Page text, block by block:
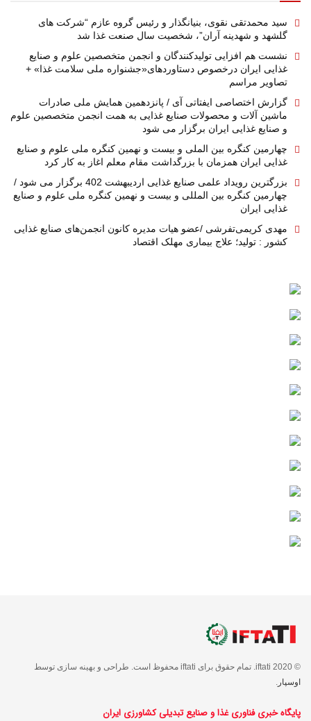
سید محمدتقی نقوی، بنیانگذار و رئیس گروه عازم “شرکت های
گلشهد و شهدینه آران”، شخصیت سال صنعت غذا شد
نشست هم افزایی تولیدکنندگان و انجمن متخصصین علوم و صنایع
غذایی ایران درخصوص دستاوردهای«جشنواره ملی سلامت غذا» +
تصاویر مراسم
گزارش اختصاصی ایفتاتی آی / پانزدهمین همایش ملی صادرات
ماشین آلات و محصولات صنایع غذایی به همت انجمن متخصصین علوم
و صنایع غذایی ایران برگزار می شود
چهارمین کنگره بین الملی و بیست و نهمین کنگره ملی علوم و صنایع
غذایی ایران همزمان با بزرگداشت مقام معلم اغاز به کار کرد
بزرگترین رویداد علمی صنایع غذایی اردیبهشت 402 برگزار می شود /
چهارمین کنگره بین المللی و بیست و نهمین کنگره ملی علوم و صنایع
غذایی ایران
مهدی کریمی‌تفرشی /عضو هیات مدیره کانون انجمن‌های صنایع غذایی
کشور : تولید؛ علاج بیماری مهلک اقتصاد
© 2020 iftati. تمام حقوق برای iftati محفوظ است. طراحی و بهینه سازی توسط
اوسپار .
پایگاه خبری فناوری غذا و صنایع تبدیلی کشاورزی ایران